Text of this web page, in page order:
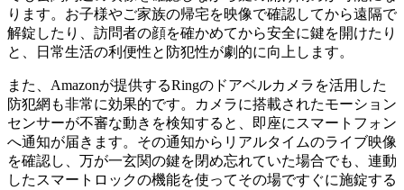
ります。お子様やご家族の帰宅を映像で確認してから遠隔で
解錠したり、訪問者の顔を確かめてから安全に鍵を開けたり
と、日常生活の利便性と防犯性が劇的に向上します。
また、Amazonが提供するRingのドアベルカメラを活用した
防犯網も非常に効果的です。カメラに搭載されたモーション
センサーが不審な動きを検知すると、即座にスマートフォン
へ通知が届きます。その通知からリアルタイムのライブ映像
を確認し、万が一玄関の鍵を閉め忘れていた場合でも、連動
したスマートロックの機能を使ってその場ですぐに施錠する